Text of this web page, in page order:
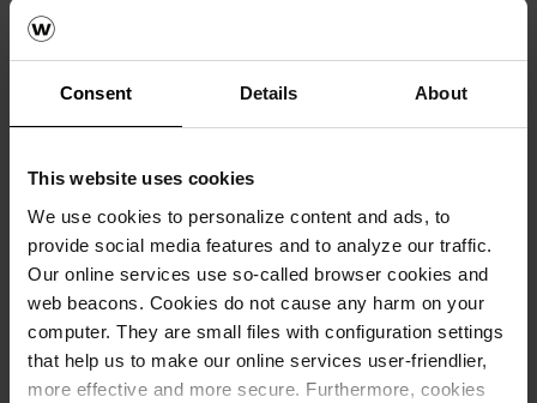
Consent Details About
This website uses cookies
We use cookies to personalize content and ads, to
provide social media features and to analyze our traffic.
Our online services use so-called browser cookies and
web beacons. Cookies do not cause any harm on your
computer. They are small files with configuration settings
that help us to make our online services user-friendlier,
more effective and more secure. Furthermore, cookies
Informirajte se s važnim savjetima za gradnju s
IZO Profi opekom.